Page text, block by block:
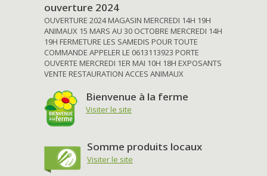
ouverture 2024
OUVERTURE 2024 MAGASIN MERCREDI 14H 19H
ANIMAUX 15 MARS AU 30 OCTOBRE MERCREDI 14H
19H FERMETURE LES SAMEDIS POUR TOUTE
COMMANDE APPELER LE 0613113923 PORTE
OUVERTE MERCREDI 1ER MAI 10H 18H EXPOSANTS
VENTE RESTAURATION ACCES ANIMAUX
Bienvenue à la ferme
Visiter le site
Somme produits locaux
Visiter le site